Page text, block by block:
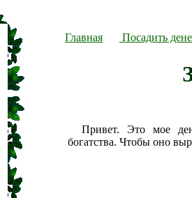
Главная Посадить
Привет. Это мое
богатства. Чтобы оно